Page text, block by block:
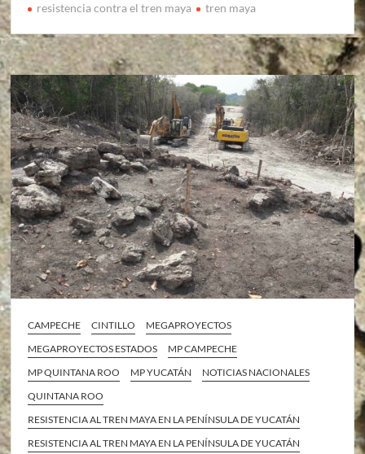
resistencia contra el tren maya
tren maya
CAMPECHE CINTILLO
MEGAPROYECTOS
MEGAPROYECTOS ESTADOS
MP CAMPECHE
MP QUINTANA ROO
MP YUCATÁN
NOTICIAS NACIONALES
QUINTANA ROO
RESISTENCIA AL TREN MAYA EN LA PENÍNSULA DE YUCATÁN
RESISTENCIA AL TREN MAYA EN LA PENÍNSULA DE YUCATÁN